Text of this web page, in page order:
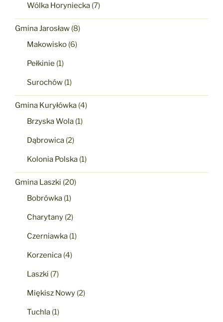
Wólka Horyniecka (7)
Gmina Jarosław (8)
Makowisko (6)
Pełkinie (1)
Surochów (1)
Gmina Kuryłówka (4)
Brzyska Wola (1)
Dąbrowica (2)
Kolonia Polska (1)
Gmina Laszki (20)
Bobrówka (1)
Charytany (2)
Czerniawka (1)
Korzenica (4)
Laszki (7)
Miękisz Nowy (2)
Tuchla (1)